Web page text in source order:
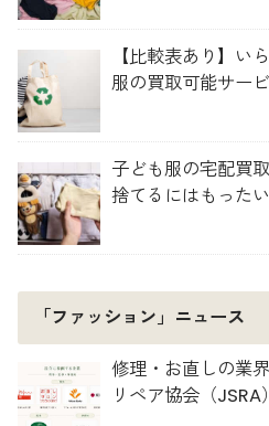
【比較表あり】い
服の買取可能サー
子ども服の宅配買
捨てるにはもった
「ファッション」ニュース
修理・お直しの業
リペア協会（